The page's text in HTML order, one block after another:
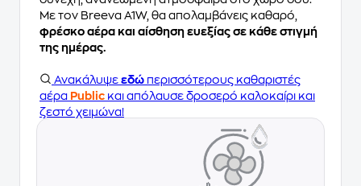
Με τον Breeva A1W, θα απολαμβάνεις καθαρό,
φρέσκο αέρα και αίσθηση ευεξίας σε κάθε στιγμή
της ημέρας.
Ανακάλυψε εδώ περισσότερους καθαριστές
αέρα Public και απόλαυσε δροσερό καλοκαίρι και
ζεστό χειμώνα!